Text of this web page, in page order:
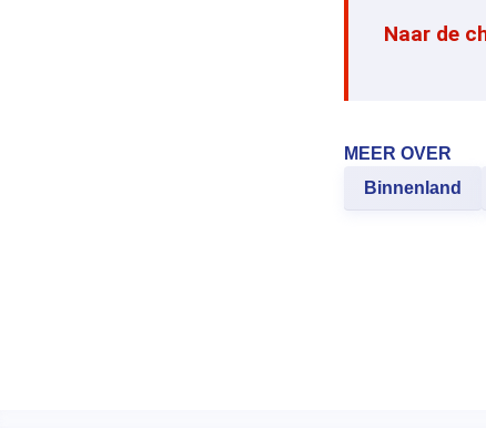
Naar de
MEER OVER
Binnenland